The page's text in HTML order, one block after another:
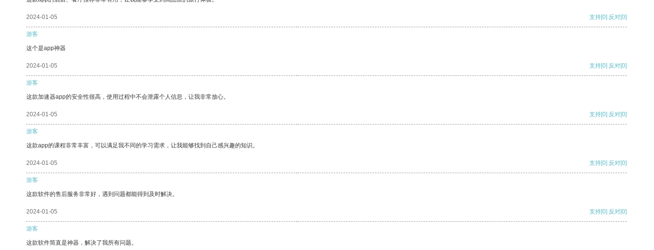
2024-01-05 支持[0] 反对[0]
游客
这个是app神器
2024-01-05 支持[0] 反对[0]
游客
这款加速器app的安全性很高，使用过程中不会泄露个人信息，让我非常放心。
2024-01-05 支持[0] 反对[0]
游客
这款app的课程非常丰富，可以满足我不同的学习需求，让我能够找到自己感兴趣的知识。
2024-01-05 支持[0] 反对[0]
游客
这款软件的售后服务非常好，遇到问题都能得到及时解决。
2024-01-05 支持[0] 反对[0]
游客
这款软件简直是神器，解决了我所有问题。